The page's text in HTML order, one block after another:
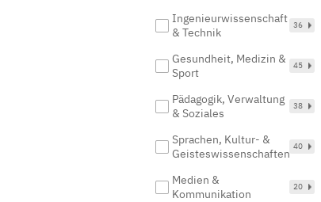
Ingenieurwissenschaft
& Technik
36
Gesundheit, Medizin &
Sport
45
Pädagogik, Verwaltung
& Soziales
38
Sprachen, Kultur- &
Geisteswissenschaften
40
Medien &
Kommunikation
20